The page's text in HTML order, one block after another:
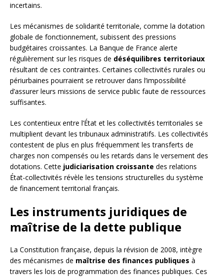
incertains.
Les mécanismes de solidarité territoriale, comme la dotation
globale de fonctionnement, subissent des pressions
budgétaires croissantes. La Banque de France alerte
régulièrement sur les risques de déséquilibres territoriaux
résultant de ces contraintes. Certaines collectivités rurales ou
périurbaines pourraient se retrouver dans l’impossibilité
d’assurer leurs missions de service public faute de ressources
suffisantes.
Les contentieux entre l’État et les collectivités territoriales se
multiplient devant les tribunaux administratifs. Les collectivités
contestent de plus en plus fréquemment les transferts de
charges non compensés ou les retards dans le versement des
dotations. Cette judiciarisation croissante des relations
État-collectivités révèle les tensions structurelles du système
de financement territorial français.
Les instruments juridiques de
maîtrise de la dette publique
La Constitution française, depuis la révision de 2008, intègre
des mécanismes de maîtrise des finances publiques à
travers les lois de programmation des finances publiques. Ces